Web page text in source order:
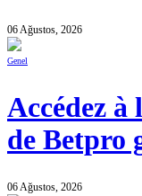
06 Ağustos, 2026
Genel
Accédez
de Betpro
06 Ağustos, 2026